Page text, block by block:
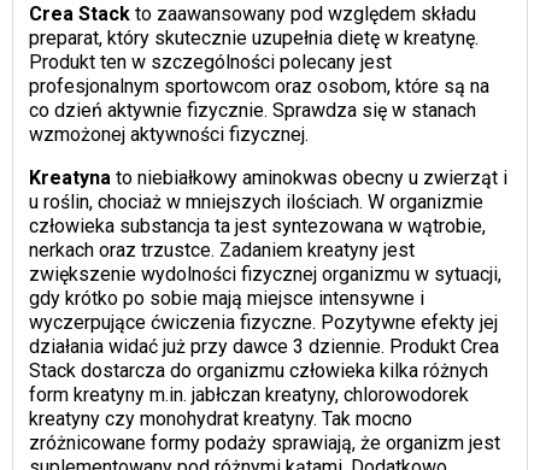
Crea Stackto zaawansowany pod względem składu
preparat, który skutecznie uzupełnia dietę w kreatynę.
Produkt ten w szczególności polecany jest
profesjonalnym sportowcom oraz osobom, które są na
co dzień aktywnie fizycznie. Sprawdza się w stanach
wzmożonej aktywności fizycznej.
Kreatyna to niebiałkowy aminokwas obecny u zwierząt i
u roślin, chociaż w mniejszych ilościach. W organizmie
człowieka substancja ta jest syntezowana w wątrobie,
nerkach oraz trzustce. Zadaniem kreatyny jest
zwiększenie wydolności fizycznej organizmu w sytuacji,
gdy krótko po sobie mają miejsce intensywne i
wyczerpujące ćwiczenia fizyczne. Pozytywne efekty jej
działania widać już przy dawce 3 dziennie. Produkt Crea
Stack dostarcza do organizmu człowieka kilka różnych
form kreatyny m.in. jabłczan kreatyny, chlorowodorek
kreatyny czy monohydrat kreatyny. Tak mocno
zróżnicowane formy podaży sprawiają, że organizm jest